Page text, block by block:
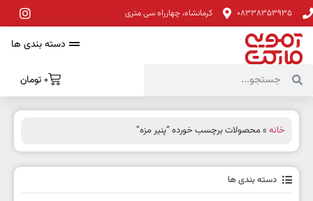
08338353935 کرمانشاه، چهارراه سی متری
دسته بندی ها
0 تومان
خانه » محصولات برچسب خورده “پنیر مزه”
دسته بندی ها